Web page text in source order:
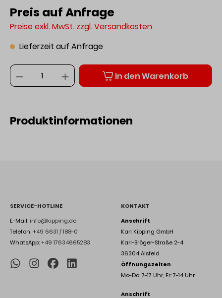
Preis auf Anfrage
Preise exkl. MwSt. zzgl. Versandkosten
Lieferzeit auf Anfrage
Anzahl
In den Warenkorb
Produktinformationen
SERVICE-HOTLINE
E-Mail:info@kipping.de
Telefon:+49 6631 / 188-0
WhatsApp:+49 17634665283
KONTAKT
Anschrift
Karl Kipping GmbH
Karl-Bröger-Straße 2-4
36304 Alsfeld
Öffnungszeiten
Mo-Do: 7-17 Uhr, Fr: 7-14 Uhr
Anschrift